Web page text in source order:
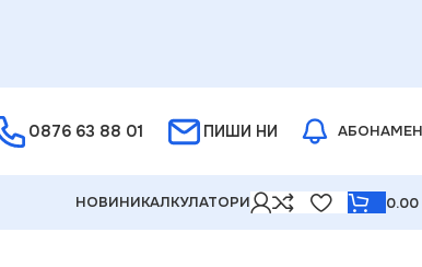
0876 63 88 01 ПИШИ НИ
НОВИНИКАЛКУЛАТОРИ 0.00